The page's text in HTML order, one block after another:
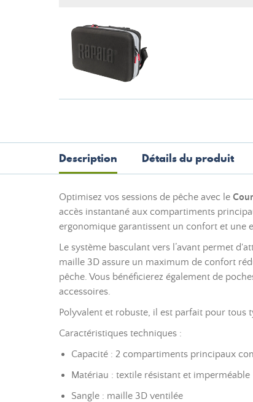
Description Détails du produit
Optimisez vos sessions de pêche avec le
accès instantané aux compartiments
ergonomique garantissent un confort et une
Le système basculant vers l’avant permet
maille 3D assure un maximum de confort
pêche. Vous bénéficierez également de
accessoires.
Polyvalent et robuste, il est parfait pour tous
Caractéristiques techniques :
Capacité : 2 compartiments principaux
Matériau : textile résistant et imperméable
Sangle : maille 3D ventilée